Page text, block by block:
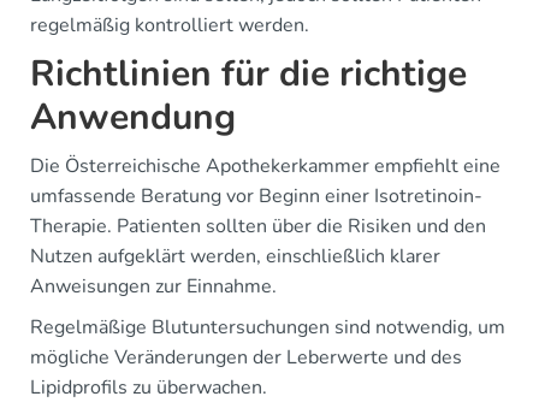
regelmäßig kontrolliert werden.
Richtlinien für die richtige
Anwendung
Die Österreichische Apothekerkammer empfiehlt eine
umfassende Beratung vor Beginn einer Isotretinoin-
Therapie. Patienten sollten über die Risiken und den
Nutzen aufgeklärt werden, einschließlich klarer
Anweisungen zur Einnahme.
Regelmäßige Blutuntersuchungen sind notwendig, um
mögliche Veränderungen der Leberwerte und des
Lipidprofils zu überwachen.